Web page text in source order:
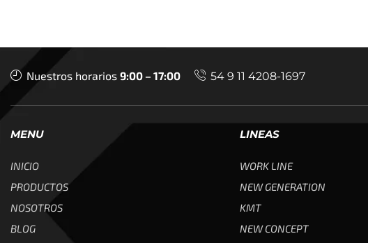
Nuestros horarios 9:00 – 17:00 54 9 11 4208-1697
MENU
INICIO
PRODUCTOS
NOSOTROS
BLOG
LINEAS
WORK LINE
NEW GENERATION
KMT
NEW CONCEPT